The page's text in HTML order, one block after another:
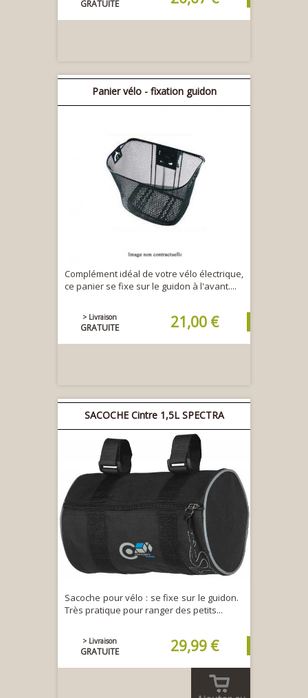
GRATUITE
Panier vélo - fixation guidon
Complément idéal de votre vélo électrique,
ce panier se fixe sur le guidon à l'avant....
> Livraison
GRATUITE 21,00 €
SACOCHE Cintre 1,5L SPECTRA
Sacoche pour vélo : se fixe sur le guidon.
Très pratique pour ranger des petits...
> Livraison
GRATUITE 29,99 €